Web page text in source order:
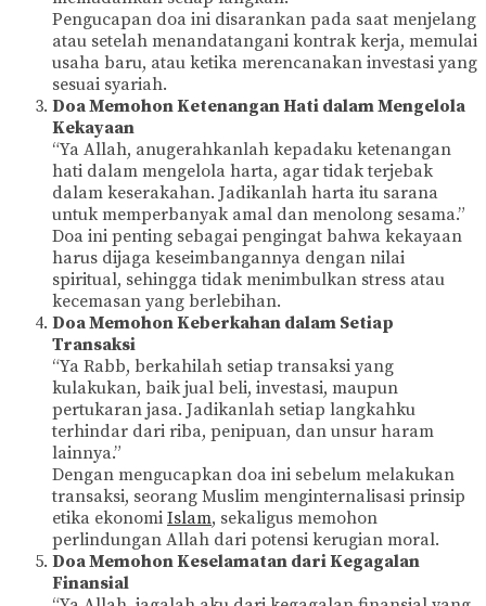
Pengucapan doa ini disarankan pada saat menjelang
atau setelah menandatangani kontrak kerja, memulai
usaha baru, atau ketika merencanakan investasi yang
sesuai syariah.
Doa Memohon Ketenangan Hati dalam Mengelola
Kekayaan
“Ya Allah, anugerahkanlah kepadaku ketenangan
hati dalam mengelola harta, agar tidak terjebak
dalam keserakahan. Jadikanlah harta itu sarana
untuk memperbanyak amal dan menolong sesama.”
Doa ini penting sebagai pengingat bahwa kekayaan
harus dijaga keseimbangannya dengan nilai
spiritual, sehingga tidak menimbulkan stress atau
kecemasan yang berlebihan.
Doa Memohon Keberkahan dalam Setiap
Transaksi
“Ya Rabb, berkahilah setiap transaksi yang
kulakukan, baik jual beli, investasi, maupun
pertukaran jasa. Jadikanlah setiap langkahku
terhindar dari riba, penipuan, dan unsur haram
lainnya.”
Dengan mengucapkan doa ini sebelum melakukan
transaksi, seorang Muslim menginternalisasi prinsip
etika ekonomi Islam, sekaligus memohon
perlindungan Allah dari potensi kerugian moral.
Doa Memohon Keselamatan dari Kegagalan
Finansial